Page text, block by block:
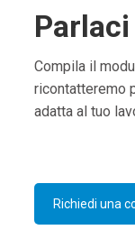
Compila il
ricontatteremo
adatta al tuo
Richiedi una